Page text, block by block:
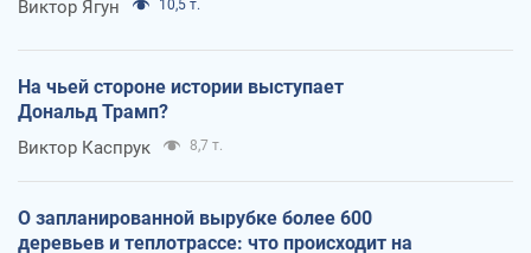
Виктор Ягун 10,5 т.
На чьей стороне истории выступает
Дональд Трамп?
Виктор Каспрук 8,7 т.
О запланированной вырубке более 600
деревьев и теплотрассе: что происходит на